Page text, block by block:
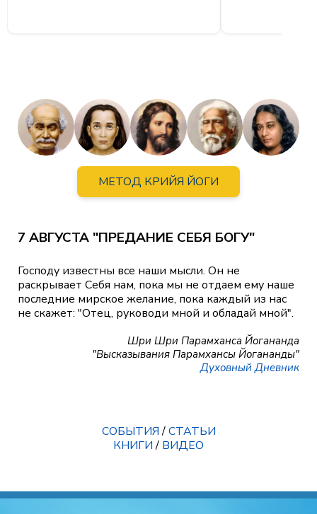
МЕТОД КРИЙЯ ЙОГИ
7 АВГУСТА "ПРЕДАНИЕ СЕБЯ БОГУ"
Господу известны все наши мысли. Он не
раскрывает Себя нам, пока мы не отдаем ему наше
последние мирское желание, пока каждый из нас
не скажет: "Отец, руководи мной и обладай мной".
Шри Шри Парамханса Йогананда
"Высказывания Парамхансы Йогананды"
Духовный Дневник
СОБЫТИЯ/СТАТЬИ
КНИГИ/ ВИДЕО